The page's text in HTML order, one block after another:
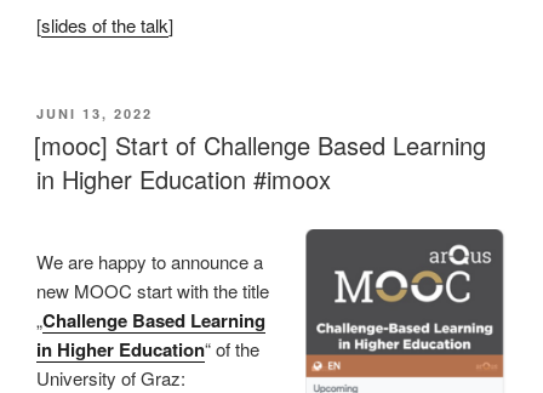
[slides of the talk]
VERÖFFENTLICHT
AM
JUNI 13, 2022
[mooc] Start of Challenge Based Learning
in Higher Education #imoox
We are happy to announce a
new MOOC start with the title
„Challenge Based Learning
in Higher Education“ of the
University of Graz: